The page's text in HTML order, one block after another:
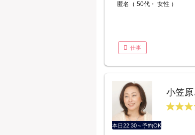
匿名（ 50代・ 女性 ）
仕事
本日22:30～予約OK
小笠